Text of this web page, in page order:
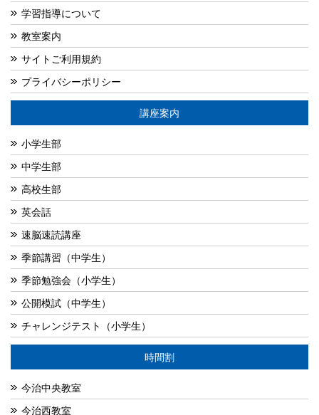
学習指導について
教室案内
サイトご利用規約
プライバシーポリシー
講座案内
小学生部
中学生部
高校生部
英会話
速脳速読講座
季節講習（中学生）
季節勉強会（小学生）
公開模試（中学生）
チャレンジテスト（小学生）
時間割
今治中央教室
今治西教室